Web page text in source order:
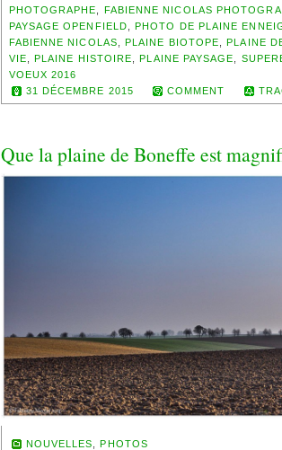
PHOTOGRAPHE
FABIENNE NICOLAS
PAYSAGE OPENFIELD ,PHOTO DE PLAINE
FABIENNE NICOLAS
PLAINE BIOTOPE ,PLAINE
VIE
PLAINE HISTOIRE ,PLAINE PAYSAGE
VOEUX 2016
31 DÉCEMBRE 2015
COMMENT
Que la plaine de Boneffe est
NOUVELLES ,PHOTOS